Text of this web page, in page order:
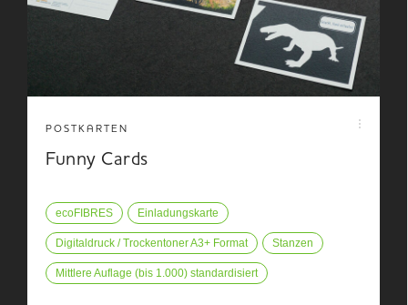
POSTKARTEN
Funny Cards
ecoFIBRES Einladungskarte
Digitaldruck / Trockentoner A3+ Format Stanzen
Mittlere Auflage (bis 1.000) standardisiert